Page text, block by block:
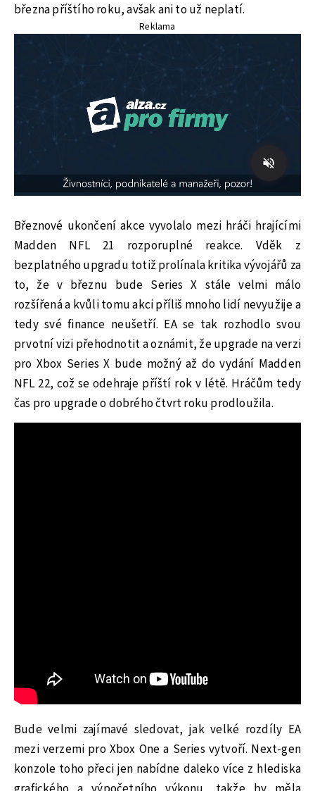
března příštího roku, avšak ani to už neplatí.
Reklama
Březnové ukončení akce vyvolalo mezi hráči hrajícími
Madden NFL 21 rozporuplné reakce. Vděk z
bezplatného upgradu totiž prolínala kritika vývojářů za
to, že v březnu bude Series X stále velmi málo
rozšířená a kvůli tomu akci příliš mnoho lidí nevyužije a
tedy své finance neušetří. EA se tak rozhodlo svou
prvotní vizi přehodnotit a oznámit, že upgrade na verzi
pro Xbox Series X bude možný až do vydání Madden
NFL 22, což se odehraje příští rok v létě. Hráčům tedy
čas pro upgrade o dobrého čtvrt roku prodloužila.
Bude velmi zajímavé sledovat, jak velké rozdíly EA
mezi verzemi pro Xbox One a Series vytvoří. Next-gen
konzole toho přeci jen nabídne daleko více z hlediska